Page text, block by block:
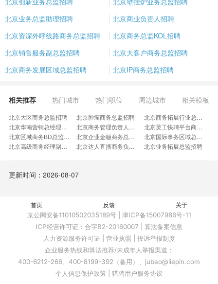
北京业务总监助理招聘
北京商业负责人招聘
北京资深外呼线路商务总监招聘
北京商务总监KOL招聘
北京销售服务副总监招聘
北京大客户商务总监招聘
北京商务发展区域总监招聘
北京IP商务总监招聘
相关推荐 热门城市 热门职位 周边城市 相关模板
北京大区商务总监招聘 北京肿瘤商务总监招聘
北京商务拓展行业总监招聘
北京华南营销总经理招聘
北京商务管理负责人招聘
北京灵工快聘平台商务总监招聘
北京区域商务BD总监招聘
北京企业金融商务总监招聘
北京国际事务区域总监招聘
北京高级商务经理副总监招聘
北京达人直播商务负责人招聘
北京业务拓展总监招聘
北京通信商务经理招聘
北京美妆招商总监招聘
更新时间：2026-08-07
首页 反馈 关于